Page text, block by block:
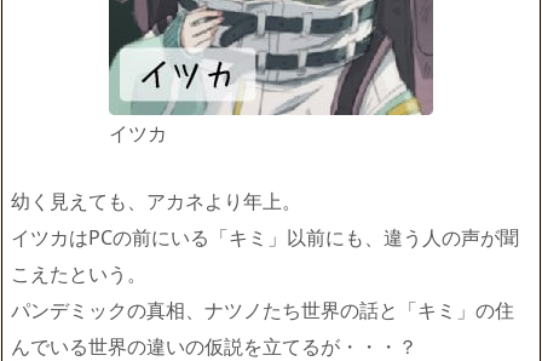
イツカ
幼く見えても、アカネより年上。
イツカはPCの前にいる「キミ」以前にも、違う人の声が聞
こえたという。
パンデミックの真相、ナツノたち世界の話と「キミ」の住
んでいる世界の違いの仮説を立てるが・・・？